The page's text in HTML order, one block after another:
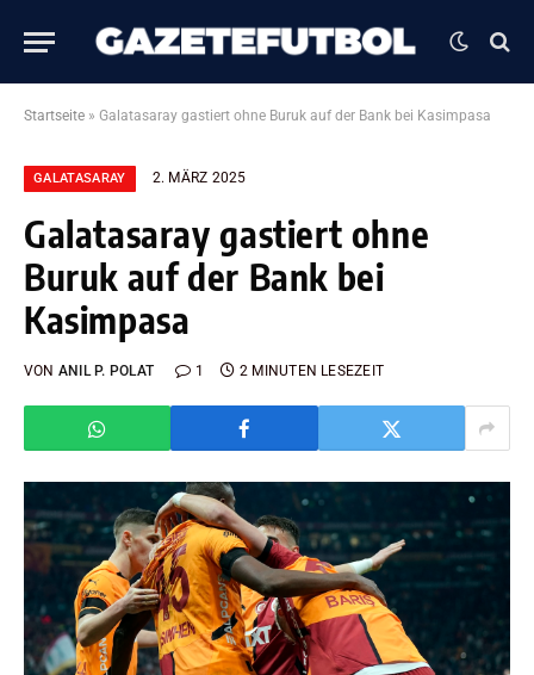
Startseite » Galatasaray gastiert ohne Buruk auf der Bank bei Kasimpasa
GALATASARAY 2. MÄRZ 2025
Galatasaray gastiert ohne
Buruk auf der Bank bei
Kasimpasa
VON ANIL P. POLAT 1 2 MINUTEN LESEZEIT